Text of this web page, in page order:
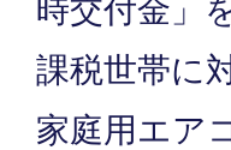
時交付金」
課税世帯に
家庭用エア